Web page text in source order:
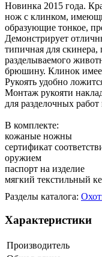
Новинка 2015 года.
нож с клинком,
образующие тонкое,
Демонстрирует
типичная для скинера,
разделываемого
брюшину. Клинок
Рукоять удобно
Монтаж рукояти
для разделочных
В комплекте:
кожаные ножны
сертификат
оружием
паспорт на изделие
мягкий текстильный
Разделы каталога:
Характеристики
Производитель